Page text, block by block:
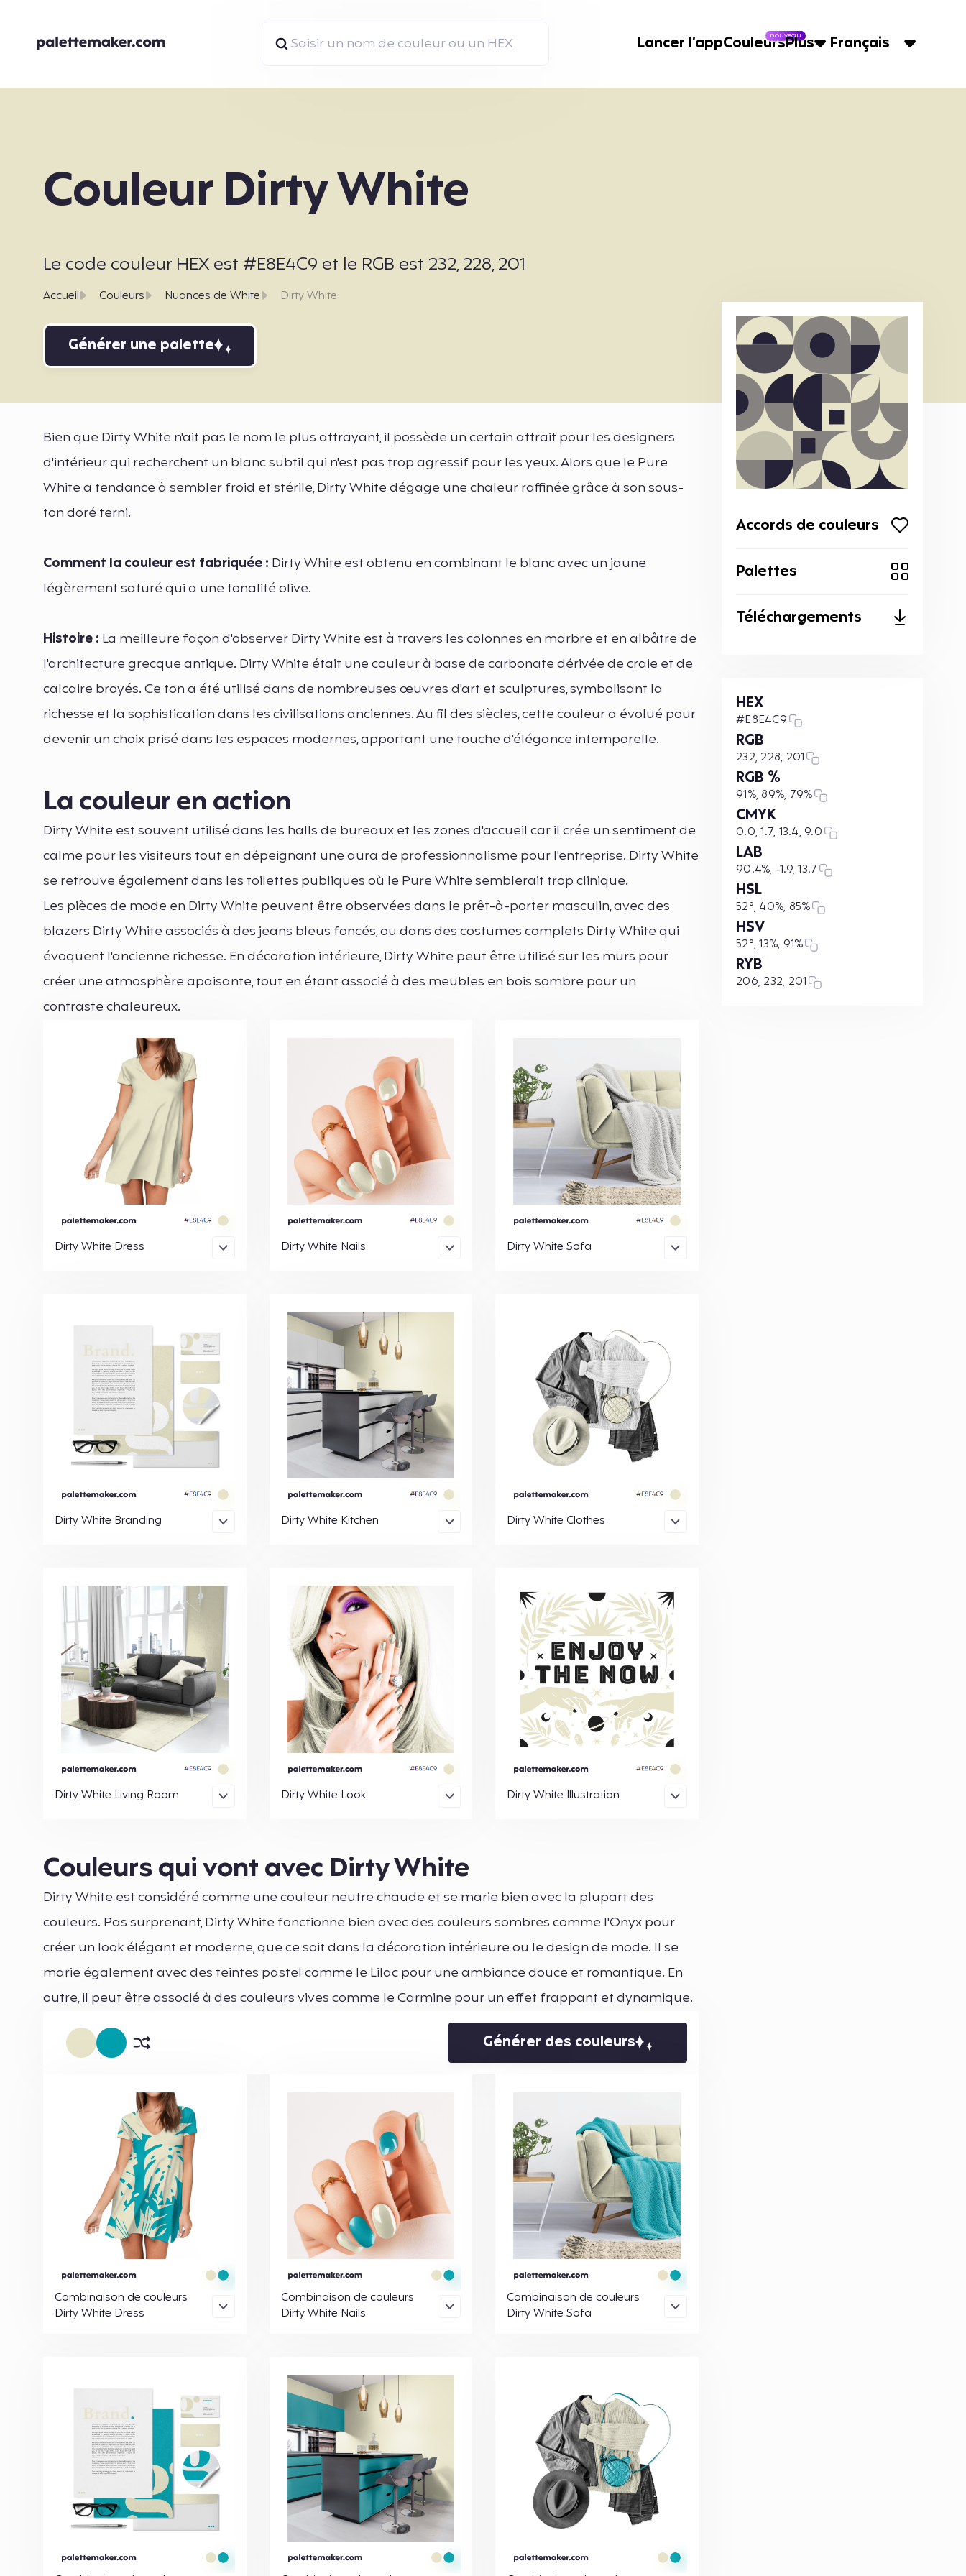
Lancer l’appCouleursnouveauPlus Français
Couleur Dirty White
Le code couleur HEX est #E8E4C9 et le RGB est 232, 228, 201
Accueil Couleurs Nuances de White Dirty White
Générer une palette
Bien que Dirty White n'ait pas le nom le plus attrayant, il possède un certain attrait pour les designers
d'intérieur qui recherchent un blanc subtil qui n'est pas trop agressif pour les yeux. Alors que le Pure
White a tendance à sembler froid et stérile, Dirty White dégage une chaleur raffinée grâce à son sous-
ton doré terni.
Comment la couleur est fabriquée : Dirty White est obtenu en combinant le blanc avec un jaune
légèrement saturé qui a une tonalité olive.
Histoire : La meilleure façon d'observer Dirty White est à travers les colonnes en marbre et en albâtre de
l'architecture grecque antique. Dirty White était une couleur à base de carbonate dérivée de craie et de
calcaire broyés. Ce ton a été utilisé dans de nombreuses œuvres d'art et sculptures, symbolisant la
richesse et la sophistication dans les civilisations anciennes. Au fil des siècles, cette couleur a évolué pour
devenir un choix prisé dans les espaces modernes, apportant une touche d'élégance intemporelle.
La couleur en action
Dirty White est souvent utilisé dans les halls de bureaux et les zones d'accueil car il crée un sentiment de
calme pour les visiteurs tout en dépeignant une aura de professionnalisme pour l'entreprise. Dirty White
se retrouve également dans les toilettes publiques où le Pure White semblerait trop clinique.
Les pièces de mode en Dirty White peuvent être observées dans le prêt-à-porter masculin, avec des
blazers Dirty White associés à des jeans bleus foncés, ou dans des costumes complets Dirty White qui
évoquent l'ancienne richesse. En décoration intérieure, Dirty White peut être utilisé sur les murs pour
créer une atmosphère apaisante, tout en étant associé à des meubles en bois sombre pour un
contraste chaleureux.
Dirty White Dress Dirty White Nails Dirty White Sofa
Dirty White Branding Dirty White Kitchen Dirty White Clothes
Dirty White Living Room Dirty White Look Dirty White Illustration
Couleurs qui vont avec Dirty White
Dirty White est considéré comme une couleur neutre chaude et se marie bien avec la plupart des
couleurs. Pas surprenant, Dirty White fonctionne bien avec des couleurs sombres comme l'Onyx pour
créer un look élégant et moderne, que ce soit dans la décoration intérieure ou le design de mode. Il se
marie également avec des teintes pastel comme le Lilac pour une ambiance douce et romantique. En
outre, il peut être associé à des couleurs vives comme le Carmine pour un effet frappant et dynamique.
Générer des couleurs
Combinaison de couleurs
Dirty White Dress
Combinaison de couleurs
Dirty White Nails
Combinaison de couleurs
Dirty White Sofa
Accords de couleurs
Palettes
Téléchargements
HEX
#E8E4C9
RGB
232, 228, 201
RGB %
91%, 89%, 79%
CMYK
0.0, 1.7, 13.4, 9.0
LAB
90.4%, -1.9, 13.7
HSL
52°, 40%, 85%
HSV
52°, 13%, 91%
RYB
206, 232, 201